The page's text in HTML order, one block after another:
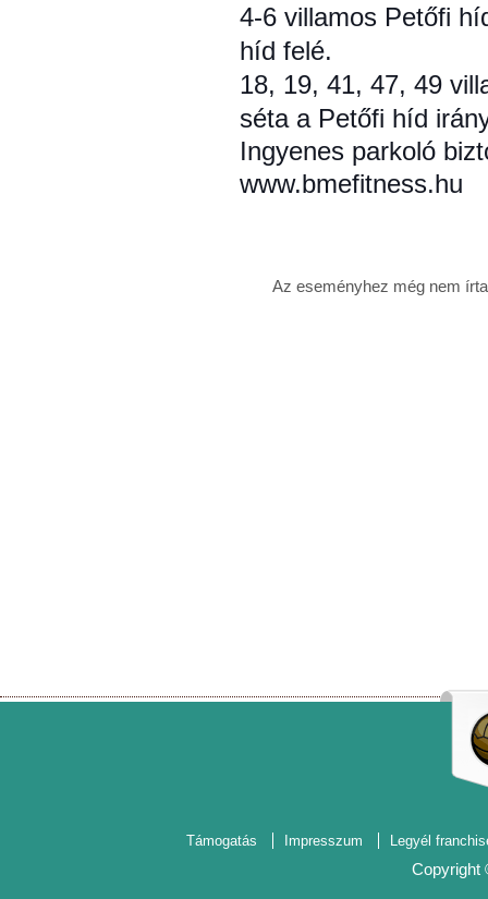
4-6 villamos Petőfi
híd felé.
18, 19, 41, 47, 49
séta a Petőfi híd
Ingyenes parkoló
www.bmefitness.hu
Az eseményhez még nem
Támogatás Impresszum Legyél
Copyright